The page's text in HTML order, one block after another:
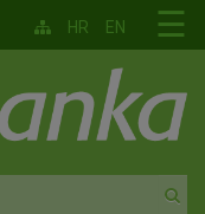
☰
HR EN